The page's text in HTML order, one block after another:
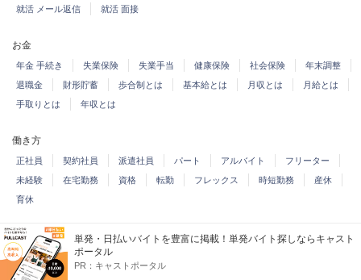
就活 メール返信
就活 面接
お金
年金 手続き 失業保険 失業手当 健康保険 社会保険
年末調整
退職金
財形貯蓄 歩合制とは 基本給とは 月収とは
月給とは
手取りとは
年収とは
働き方
正社員 契約社員 派遣社員 パート アルバイト
フリーター
未経験
在宅勤務 資格 転勤 フレックス 時短勤務
産休
育休
労働問題・法律
法律 有給休暇 法律 残業
雇用契約書
単発・日払いバイトを豊富に掲載！単発バイト探しならキャスト
ポータル
PR： キャストポータル